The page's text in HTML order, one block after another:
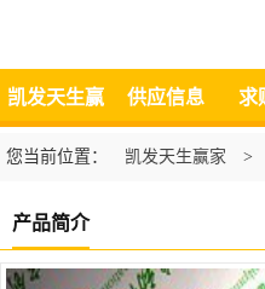
凯发天生赢
家
供应信息 求
您当前位置： 凯发天生赢家 >
产品简介